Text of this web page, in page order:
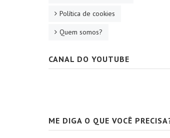
Política de cookies
Quem somos?
CANAL DO YOUTUBE
ME DIGA O QUE VOCÊ